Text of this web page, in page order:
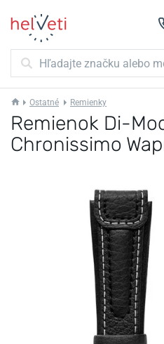
Ostatné Remienky
Remienok Di-
Chronissimo